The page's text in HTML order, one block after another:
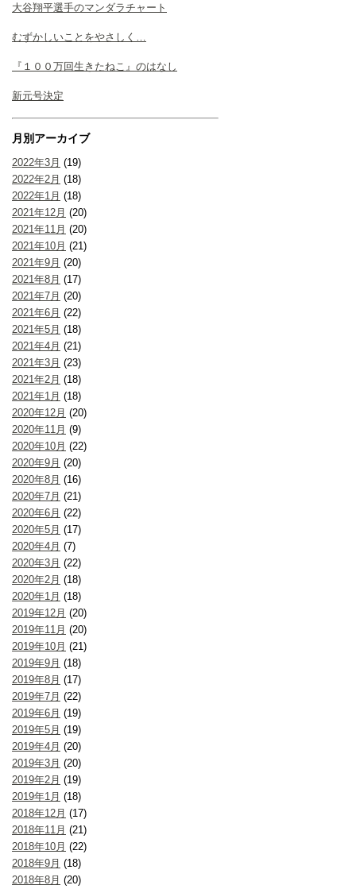
大谷翔平選手のマンダラチャート
むずかしいことをやさしく…
『１００万回生きたねこ』のはなし
新元号決定
月別アーカイブ
2022年3月 (19)
2022年2月 (18)
2022年1月 (18)
2021年12月 (20)
2021年11月 (20)
2021年10月 (21)
2021年9月 (20)
2021年8月 (17)
2021年7月 (20)
2021年6月 (22)
2021年5月 (18)
2021年4月 (21)
2021年3月 (23)
2021年2月 (18)
2021年1月 (18)
2020年12月 (20)
2020年11月 (9)
2020年10月 (22)
2020年9月 (20)
2020年8月 (16)
2020年7月 (21)
2020年6月 (22)
2020年5月 (17)
2020年4月 (7)
2020年3月 (22)
2020年2月 (18)
2020年1月 (18)
2019年12月 (20)
2019年11月 (20)
2019年10月 (21)
2019年9月 (18)
2019年8月 (17)
2019年7月 (22)
2019年6月 (19)
2019年5月 (19)
2019年4月 (20)
2019年3月 (20)
2019年2月 (19)
2019年1月 (18)
2018年12月 (17)
2018年11月 (21)
2018年10月 (22)
2018年9月 (18)
2018年8月 (20)